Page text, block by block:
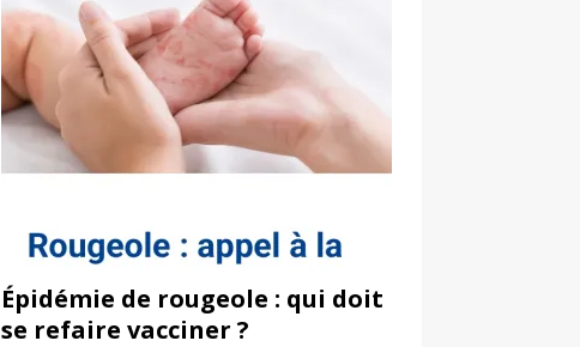
Épidémie de rougeole : qui doit
se refaire vacciner ?